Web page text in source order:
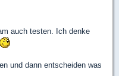
auch testen. Ich denke
und dann entscheiden was